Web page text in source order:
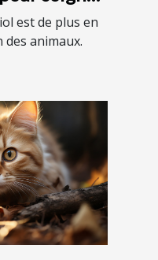
est de plus en
animaux.